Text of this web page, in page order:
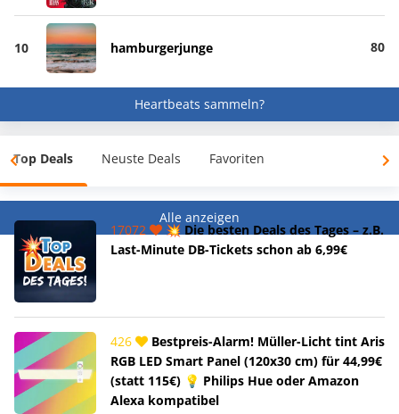
10 hamburgerjunge 80
Heartbeats sammeln?
Top Deals Neuste Deals Favoriten
Alle anzeigen
17072
💥 Die besten Deals des Tages – z.B.
Last-Minute DB-Tickets schon ab 6,99€
426
Bestpreis-Alarm! Müller-Licht tint Aris
RGB LED Smart Panel (120x30 cm) für 44,99€
(statt 115€) 💡 Philips Hue oder Amazon
Alexa kompatibel